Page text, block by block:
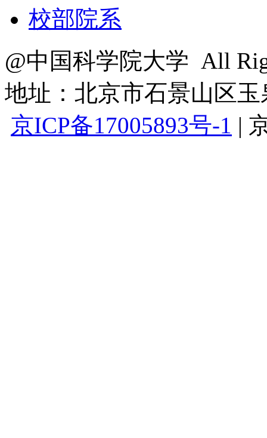
校部院系
@中国科学院大学 All
地址：北京市石景山区
京ICP备17005893号-1 |